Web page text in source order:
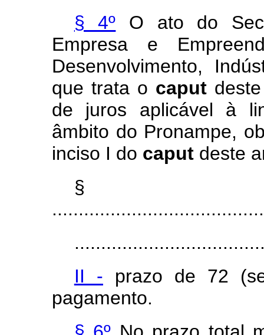
§ 4º O ato do
Empresa e
Desenvolvimento,
que trata o caput
de juros aplicável à
âmbito do Pronampe,
inciso I do caput deste
§
II - prazo de 72
pagamento.